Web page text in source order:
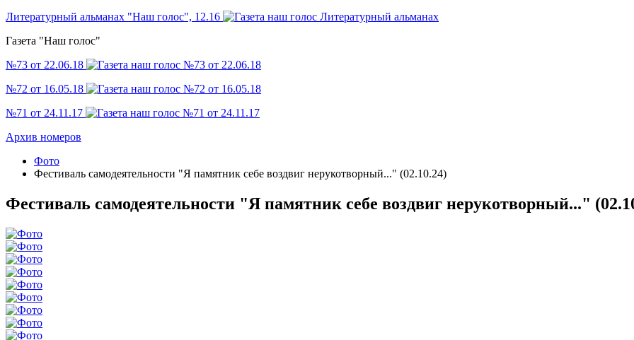
Литературный альманах "Наш голос", 12.16
Газета "Наш голос"
№73 от 22.06.18
№72 от 16.05.18
№71 от 24.11.17
Архив номеров
Фото
Фестиваль самодеятельности "Я памятник себе воздвиг нерукотворный..." (02.10.24)
Фестиваль самодеятельности "Я памятник себе воздвиг нерукотворный..."